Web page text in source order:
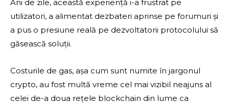
Ani de zile, această experiență i-a frustrat pe
utilizatori, a alimentat dezbateri aprinse pe forumuri și
a pus o presiune reală pe dezvoltatorii protocolului să
găsească soluții.
Costurile de gas, așa cum sunt numite în jargonul
crypto, au fost multă vreme cel mai vizibil neajuns al
celei de-a doua rețele blockchain din lume ca